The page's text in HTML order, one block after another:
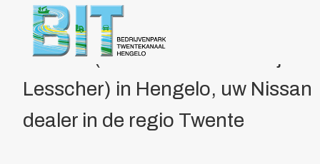
Over BIT
Bestuur
Doelstelling
Parkmanagement
Calamiteitenkaart
Home / Leden / Overzicht
STEZA (voorheen Autobedrijf
Lesscher) in Hengelo, uw Nissan
dealer in de regio Twente